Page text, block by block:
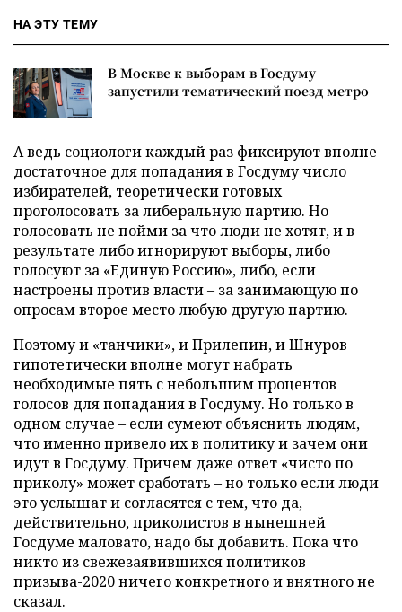
НА ЭТУ ТЕМУ
В Москве к выборам в Госдуму
запустили тематический поезд метро
А ведь социологи каждый раз фиксируют вполне
достаточное для попадания в Госдуму число
избирателей, теоретически готовых
проголосовать за либеральную партию. Но
голосовать не пойми за что люди не хотят, и в
результате либо игнорируют выборы, либо
голосуют за «Единую Россию», либо, если
настроены против власти – за занимающую по
опросам второе место любую другую партию.
Поэтому и «танчики», и Прилепин, и Шнуров
гипотетически вполне могут набрать
необходимые пять с небольшим процентов
голосов для попадания в Госдуму. Но только в
одном случае – если сумеют объяснить людям,
что именно привело их в политику и зачем они
идут в Госдуму. Причем даже ответ «чисто по
приколу» может сработать – но только если люди
это услышат и согласятся с тем, что да,
действительно, приколистов в нынешней
Госдуме маловато, надо бы добавить. Пока что
никто из свежезаявившихся политиков
призыва-2020 ничего конкретного и внятного не
сказал.